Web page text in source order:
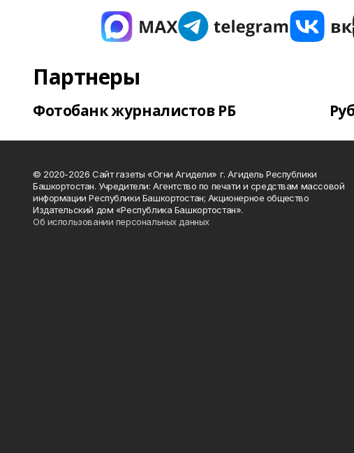
Партнеры
Фотобанк журналистов РБ
© 2020-2026 Сайт газеты «Огни Агидели» г. Агидель Республики
Башкортостан. Учредители: Агентство по печати и средствам массовой
информации Республики Башкортостан; Акционерное общество
Издательский дом «Республика Башкортостан».
Об использовании персональных данных